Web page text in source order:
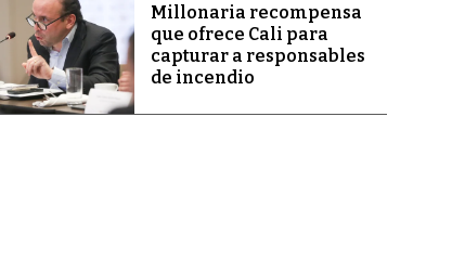
Millonaria recompensa
que ofrece Cali para
capturar a responsables
de incendio